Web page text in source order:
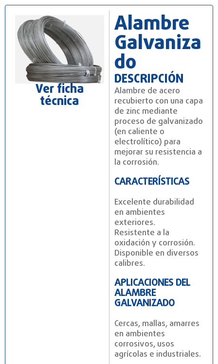
Ver ficha
técnica
Alambre
Galvaniza
do
DESCRIPCIÓN
Alambre de acero
recubierto con una capa
de zinc mediante
proceso de galvanizado
(en caliente o
electrolítico) para
mejorar su resistencia a
la corrosión.
CARACTERÍSTICAS
Excelente durabilidad
en ambientes
exteriores.
Resistente a la
oxidación y corrosión.
Disponible en diversos
calibres.
APLICACIONES DEL
ALAMBRE
GALVANIZADO
Cercas, mallas, amarres
en ambientes
corrosivos, usos
agrícolas e industriales.